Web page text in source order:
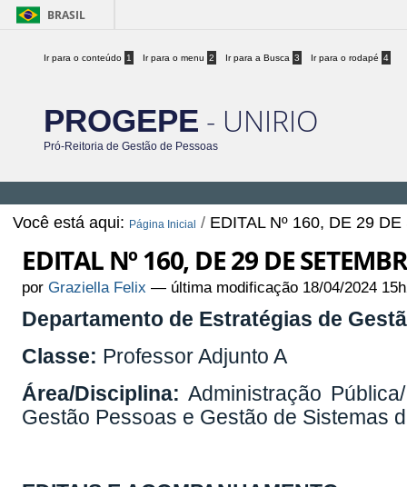
BRASIL
Ir para o conteúdo 1 Ir para o menu 2 Ir para a Busca 3 Ir para o rodapé 4
PROGEPE - UNIRIO
Pró-Reitoria de Gestão de Pessoas
Você está aqui: Página Inicial / EDITAL Nº 160, DE 29
EDITAL Nº 160, DE 29 DE
porGraziella Felix — última modificação 18/04/2024
Departamento de Estratégias de
Classe: Professor Adjunto A
Área/Disciplina:Administração
Gestão Pessoas e Gestão de Sistemas